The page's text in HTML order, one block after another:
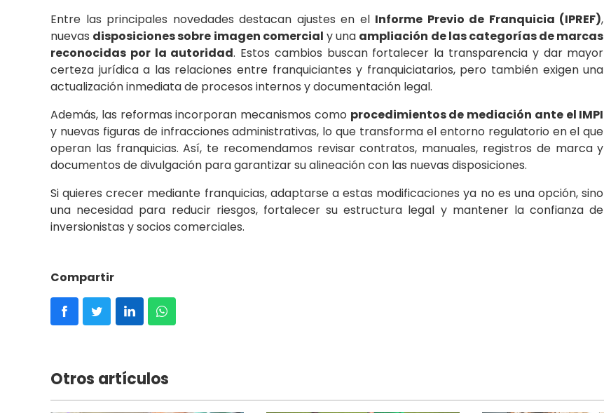
Entre las principales novedades destacan ajustes en el Informe Previo de Franquicia (IPREF),
nuevas disposiciones sobre imagen comercial y una ampliación de las categorías de marcas
reconocidas por la autoridad. Estos cambios buscan fortalecer la transparencia y dar mayor
certeza jurídica a las relaciones entre franquiciantes y franquiciatarios, pero también exigen una
actualización inmediata de procesos internos y documentación legal.
Además, las reformas incorporan mecanismos como procedimientos de mediación ante el IMPI
y nuevas figuras de infracciones administrativas, lo que transforma el entorno regulatorio en el que
operan las franquicias. Así, te recomendamos revisar contratos, manuales, registros de marca y
documentos de divulgación para garantizar su alineación con las nuevas disposiciones.
Si quieres crecer mediante franquicias, adaptarse a estas modificaciones ya no es una opción, sino
una necesidad para reducir riesgos, fortalecer su estructura legal y mantener la confianza de
inversionistas y socios comerciales.
Compartir
Otros artículos